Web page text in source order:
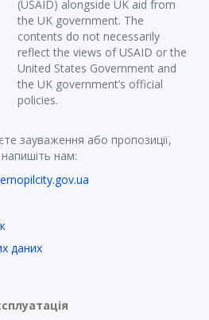
(USAID) alongside UK aid from
the UK government. The
contents do not necessarily
reflect the views of USAID or the
United States Government and
the UK government’s official
policies.
зауваження або пропозиції,
нам:
даних